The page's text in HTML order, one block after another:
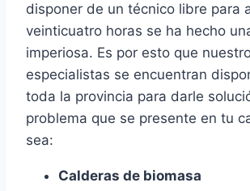
disponer de un técnico libre para
veinticuatro horas se ha hecho
imperiosa. Es por esto que
especialistas se encuentran
toda la provincia para darle
problema que se presente en tu
sea:
Calderas de biomasa